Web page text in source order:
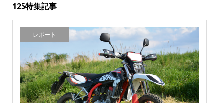
125特集記事
レポート